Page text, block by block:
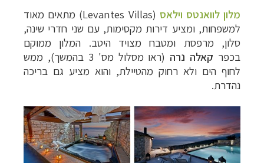
מלון לוואנטס וילאס (
Levantes Villas) מתאים מאוד
למשפחות, ומציע דירות מקסימות, עם שני חדרי שינה,
סלון, מרפסת ומטבח מצויד היטב. המלון ממוקם
בכפר קאלה נרה (ראו מסלול מס' 3 בהמשך
), ממש
לחוף הים ולא רחוק מהטיילת, והוא מציע גם בריכה
נהדרת.